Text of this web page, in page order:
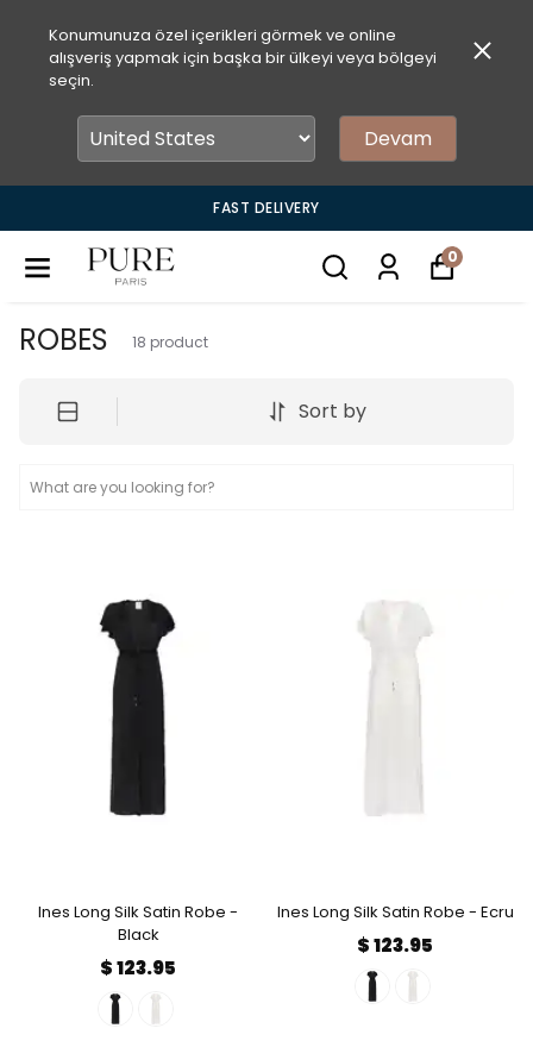
Konumunuza özel içerikleri görmek ve online
alışveriş yapmak için başka bir ülkeyi veya bölgeyi
seçin.
Devam
FAST DELIVERY
0
ROBES 18 product
Sort by
Ines Long Silk Satin Robe -
Black
$ 123.95
Ines Long Silk Satin Robe - Ecru
$ 123.95